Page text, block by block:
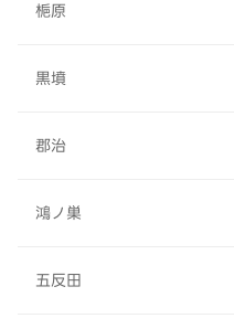
梔原
黒墳
郡治
鴻ノ巣
五反田